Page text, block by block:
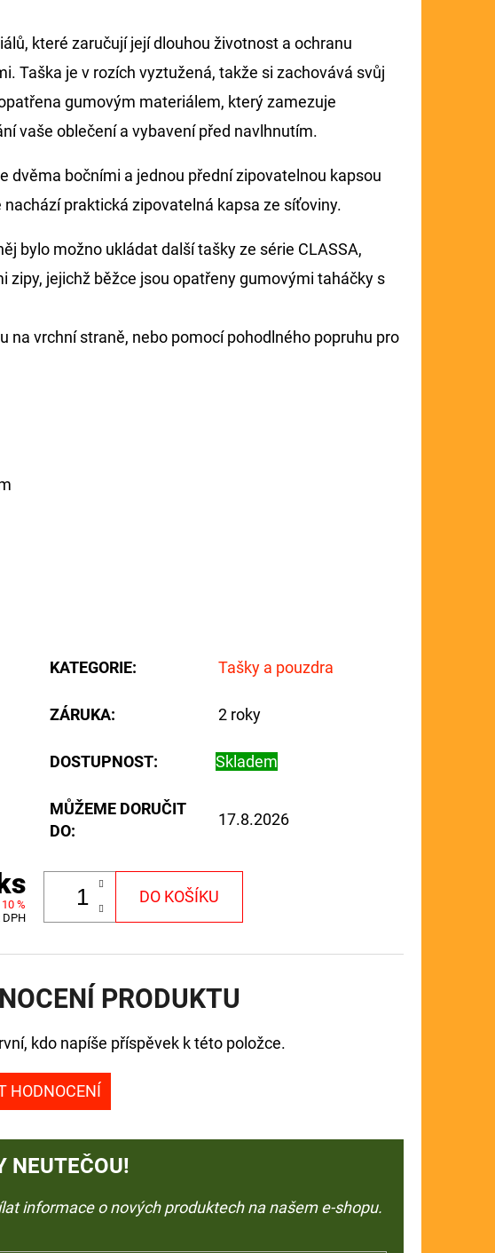
které zaručují její dlouhou životnost a ochranu
Taška je v rozích vyztužená, takže si zachovává svůj
gumovým materiálem, který zamezuje
vaše oblečení a vybavení před navlhnutím.
dvěma bočními a jednou přední zipovatelnou kapsou
praktická zipovatelná kapsa ze síťoviny.
bylo možno ukládat další tašky ze série CLASSA,
zipy, jejichž běžce jsou opatřeny gumovými taháčky s
na vrchní straně, nebo pomocí pohodlného popruhu pro
KATEGORIE: Tašky a pouzdra
ZÁRUKA: 2 roky
DOSTUPNOST: Skladem
MŮŽEME DORUČIT
DO:
17.8.2026
%
DPH
DO KOŠÍKU
PRODUKTU
kdo napíše příspěvek k této položce.
HODNOCENÍ
NEUTEČOU!
informace o nových produktech na našem e-shopu.